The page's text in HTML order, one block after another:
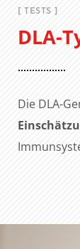
[ TESTS ]
DLA-
Die DLA-